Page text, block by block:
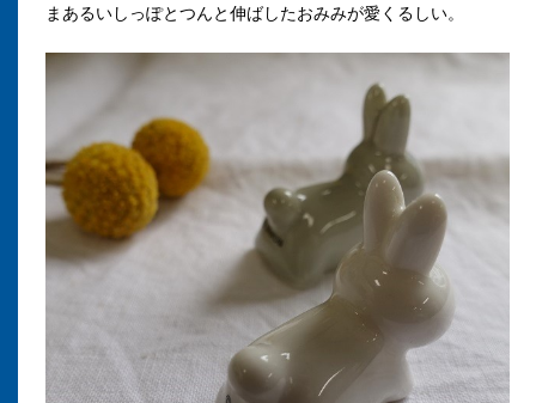
まあるいしっぽとつんと伸ばしたおみみが愛くるしい。